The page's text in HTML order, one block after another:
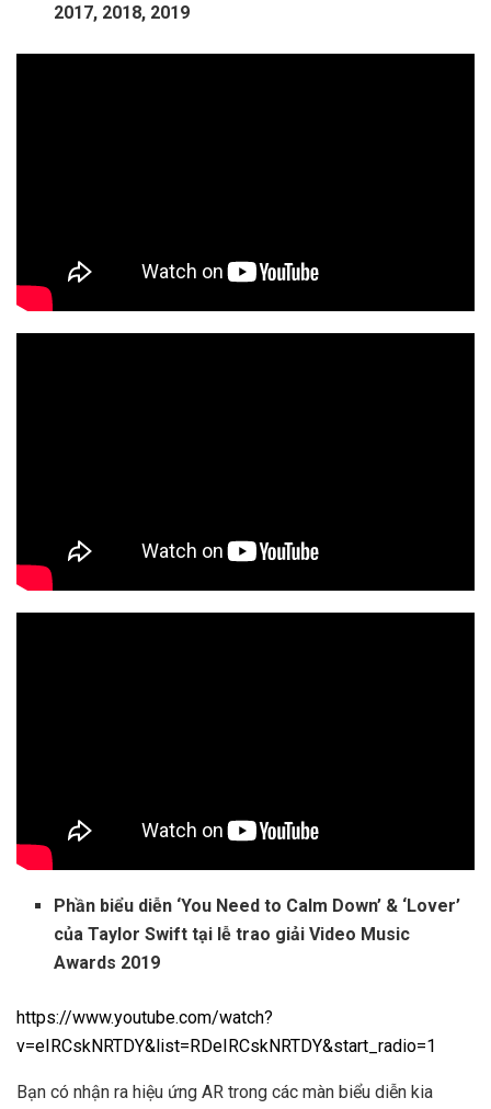
2017, 2018, 2019
Phần biểu diễn ‘You Need to Calm Down’ & ‘Lover’
của Taylor Swift tại lễ trao giải Video Music
Awards 2019
https://www.youtube.com/watch?
v=eIRCskNRTDY&list=RDeIRCskNRTDY&start_radio=1
Bạn có nhận ra hiệu ứng AR trong các màn biểu diễn kia